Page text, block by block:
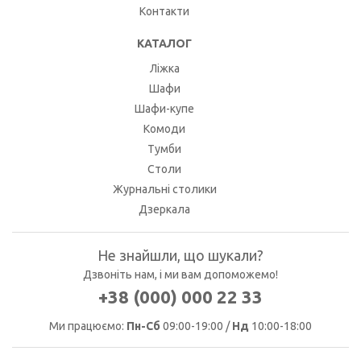
Контакти
КАТАЛОГ
Ліжка
Шафи
Шафи-купе
Комоди
Тумби
Столи
Журнальні столики
Дзеркала
Не знайшли, що шукали?
Дзвоніть нам, і ми вам допоможемо!
+38 (000) 000 22 33
Ми працюємо: Пн-Сб 09:00-19:00 /Нд 10:00-18:00